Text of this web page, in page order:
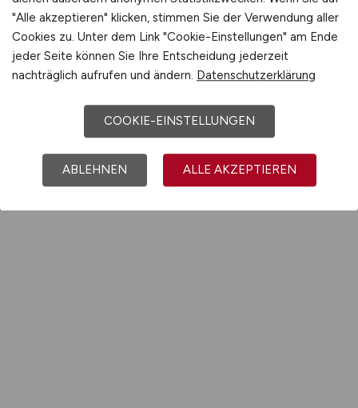
"Alle akzeptieren" klicken, stimmen Sie der Verwendung aller
Cookies zu. Unter dem Link "Cookie-Einstellungen" am Ende
jeder Seite können Sie Ihre Entscheidung jederzeit
nachträglich aufrufen und ändern. Datenschutzerklärung
COOKIE-EINSTELLUNGEN
ABLEHNEN ALLE AKZEPTIEREN